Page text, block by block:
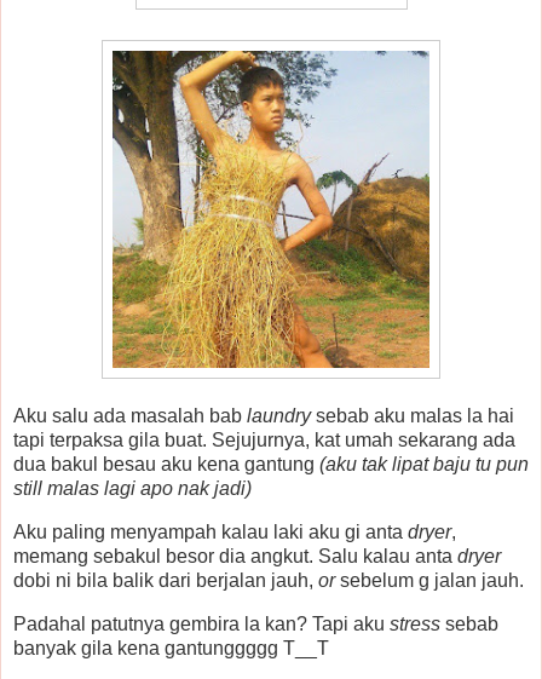
Aku salu ada masalah bab laundrysebab aku malas la hai
tapi terpaksa gila buat. Sejujurnya, kat umah sekarang ada
dua bakul besau aku kena gantung (aku tak lipat baju tu pun
still malas lagi apo nak jadi)
Aku paling menyampah kalau laki aku gi anta dryer,
memang sebakul besor dia angkut. Salu kalau anta dryer
dobi ni bila balik dari berjalan jauh, orsebelum g jalan jauh.
Padahal patutnya gembira la kan? Tapi aku stress sebab
banyak gila kena gantunggggg T__T